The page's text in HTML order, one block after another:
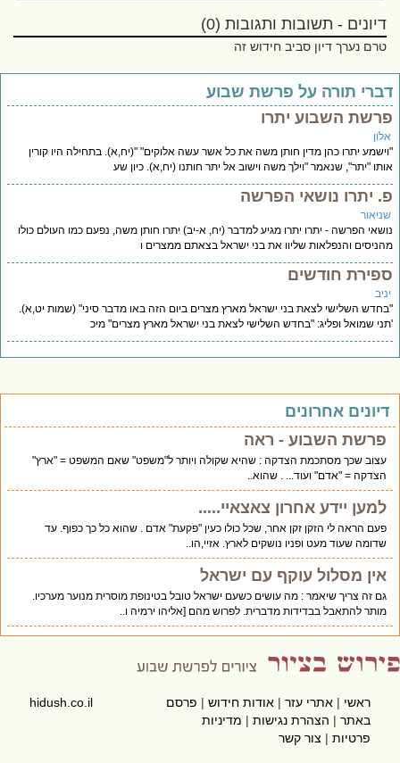
דיונים - תשובות ותגובות (0)
טרם נערך דיון סביב חידוש זה
תורה על פרשת שבוע
השבוע יתרו
יתרו כהן מדין חותן משה את כל אשר עשה אלוקים" "(יח,א). בתחילה היו קורין
"יתר", שנאמר "וילך משה וישוב אל יתר חותנו (יח,א). כיון שע
יתרו נושאי הפרשה
הפרשה - יתרו יתרו מגיע למדבר (יח, א-יב) יתרו חותן משה, נפעם כמו העולם כולו
והנפלאות שליוו את בני ישראל בצאתם ממצרים ו
חודשים
השלישי לצאת בני ישראל מארץ מצרים ביום הזה באו מדבר סיני" (שמות יט,א).
שמואל ופליג: "בחדש השלישי לצאת בני ישראל מארץ מצרים" מיכ
אחרונים
פרשת השבוע - ראה
עצוב שכך מסתכמת הצדקה : שהיא שקולה ויותר ל"משפט" שאם המשפט = "ארץ"
הצדקה = "אדם" ועוד... . שהוא..
למען יידע אחרון צאצאיי.....
פעם הראה לי הזקן זקן אחר, שכל כולו כעין "פקעת" אדם . שהוא כל כך כפוף. עד
שדומה שעוד מעט ופניו נושקים לארץ. אזיי,הו..
אין מסלול עוקף עם ישראל
גם זה צריך שיאמר : מה עושים כשעם ישראל טובל בטינופת מוסרית מנוער מערכיו.
מותר להתאבל בבדידות מדברית. לפרוש מהם [אליהו ירמיה ו..
ראשי|אתרי עזר|אודות חידוש|פרסם
באתר|הצהרת נגישות|מדיניות
פרטיות|צור קשר
hidush.co.il